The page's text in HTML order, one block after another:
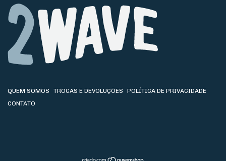
QUEM SOMOS TROCAS E DEVOLUÇÕES
POLÍTICA DE PRIVACIDADE
CONTATO